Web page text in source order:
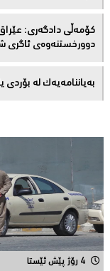
کۆمەڵى دادگەرى:
دوورخستنەوەى ئاگری
بەیاننامەیەک لە
4 رۆژ پێش ئێستا